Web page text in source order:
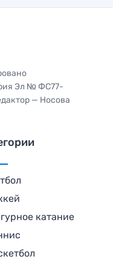
Эл № ФС77-
— Носова
катание